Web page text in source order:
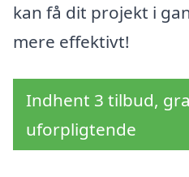
kan få dit projekt i
mere effektivt!
Indhent 3 tilbud,
uforpligtende